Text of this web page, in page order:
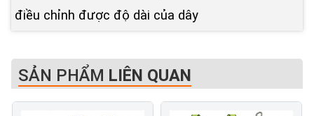
điều chỉnh được độ dài của dây
SẢN PHẨM LIÊN QUAN